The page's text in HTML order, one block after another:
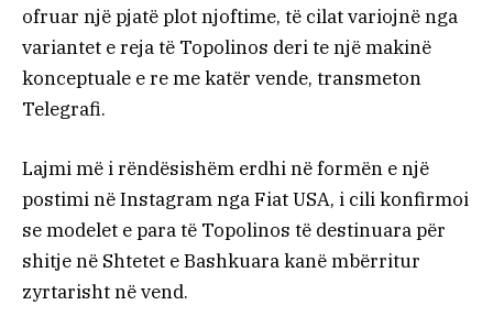
ofruar një pjatë plot njoftime, të cilat variojnë nga
variantet e reja të Topolinos deri te një makinë
konceptuale e re me katër vende, transmeton
Telegrafi.
Lajmi më i rëndësishëm erdhi në formën e një
postimi në Instagram nga Fiat USA, i cili konfirmoi
se modelet e para të Topolinos të destinuara për
shitje në Shtetet e Bashkuara kanë mbërritur
zyrtarisht në vend.